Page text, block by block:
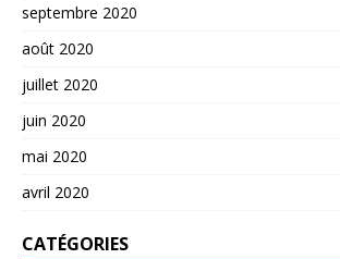
septembre 2020
août 2020
juillet 2020
juin 2020
mai 2020
avril 2020
CATÉGORIES